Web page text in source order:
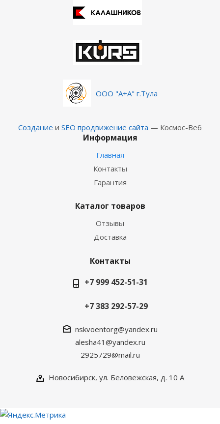
ООО "А+А" г.Тула
Создание и SEO продвижение сайта — Космос-Веб
Информация
Главная
Контакты
Гарантия
Каталог товаров
Отзывы
Доставка
Контакты
+7 999 452-51-31
+7 383 292-57-29
nskvoentorg@yandex.ru
alesha41@yandex.ru
2925729@mail.ru
Новосибирск, ул. Беловежская, д. 10 А